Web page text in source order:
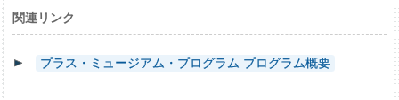
関連リンク
プラス・ミュージアム・プログラム プログラム概要